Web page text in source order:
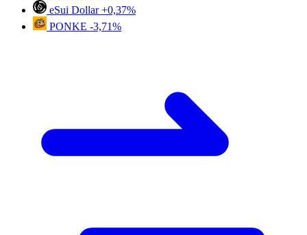
eSui Dollar +0,37%
PONKE -3,71%